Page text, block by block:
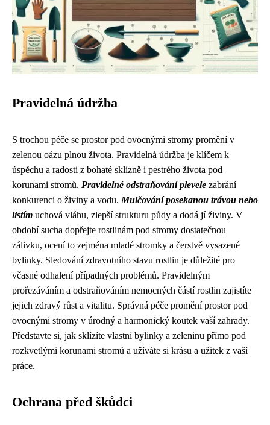
Pravidelná údržba
S trochou péče se prostor pod ovocnými stromy promění v
zelenou oázu plnou života. Pravidelná údržba je klíčem k
úspěchu a radosti z bohaté sklizně i pestrého života pod
korunami stromů. Pravidelné odstraňování plevele zabrání
konkurenci o živiny a vodu. Mulčování posekanou trávou nebo
listím uchová vláhu, zlepší strukturu půdy a dodá jí živiny. V
období sucha dopřejte rostlinám pod stromy dostatečnou
zálivku, ocení to zejména mladé stromky a čerstvě vysazené
bylinky. Sledování zdravotního stavu rostlin je důležité pro
včasné odhalení případných problémů. Pravidelným
prořezáváním a odstraňováním nemocných částí rostlin zajistíte
jejich zdravý růst a vitalitu. Správná péče promění prostor pod
ovocnými stromy v úrodný a harmonický koutek vaší zahrady.
Představte si, jak sklízíte vlastní bylinky a zeleninu přímo pod
rozkvetlými korunami stromů a užíváte si krásu a užitek z vaší
práce.
Ochrana před škůdci